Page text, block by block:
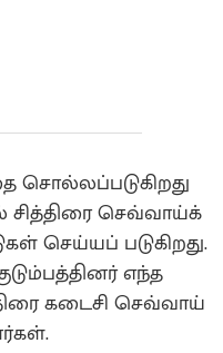
செவ்வாய்க்
செய்யப் படுகிறது.‌
எந்த
கடைசி செவ்வாய்